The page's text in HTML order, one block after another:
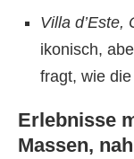
Villa d’Este,
ikonisch,
fragt, wie
Erlebnisse
Massen,